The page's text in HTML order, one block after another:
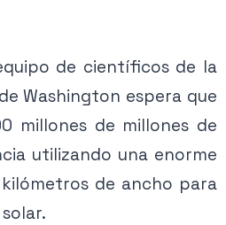
de científicos de la
Washington espera que
millones de millones de
utilizando una enorme
de ancho para